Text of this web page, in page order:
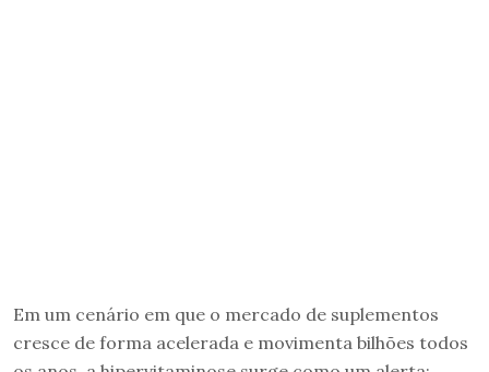
Em um cenário em que o mercado de suplementos
cresce de forma acelerada e movimenta bilhões todos